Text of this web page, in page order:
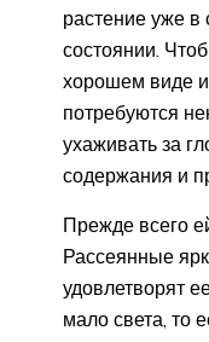
растение уже
состоянии.
хорошем виде и
потребуются
ухаживать за
содержания и
Прежде всего
Рассеянные
удовлетворят
мало света, то